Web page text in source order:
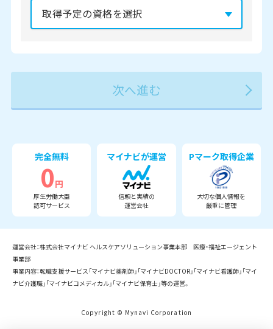
2027年 2028年 2029年 3月
完全無料
0円
厚生労働大臣
認可サービス
マイナビが運営
信頼と実績の
運営会社
Pマーク取得企業
大切な個人情報を
厳重に管理
運営会社：株式会社マイナビ ヘルスケアソリューション事業本部 医療・福祉エージェント
事業部
事業内容：転職支援サービス「マイナビ薬剤師」「マイナビDOCTOR」「マイナビ看護師」「マイ
ナビ介護職」「マイナビコメディカル」「マイナビ保育士」等の運営。
Copyright © Mynavi Corporation